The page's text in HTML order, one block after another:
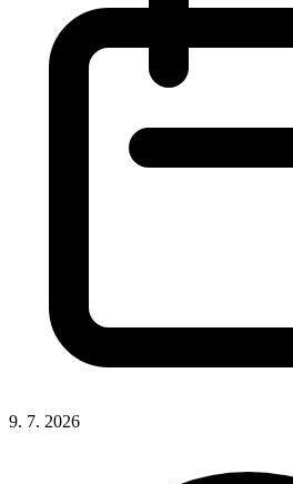
9. 7. 2026